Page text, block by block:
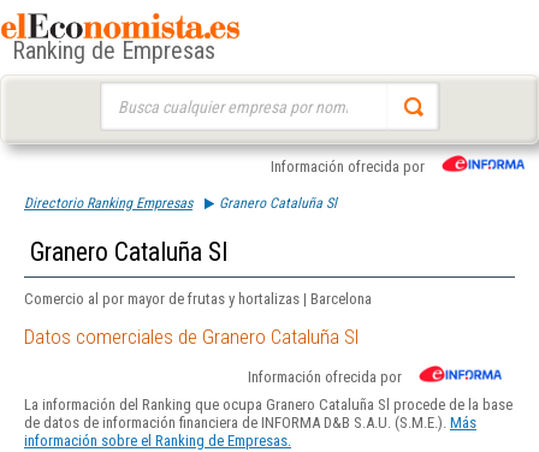
Ranking de Empresas
Información ofrecida por
Directorio Ranking Empresas Granero Cataluña Sl
Granero Cataluña Sl
Comercio al por mayor de frutas y hortalizas | Barcelona
Datos comerciales de Granero Cataluña Sl
Información ofrecida por
La información del Ranking que ocupa Granero Cataluña Sl procede de la base
de datos de información financiera de INFORMA D&B S.A.U. (S.M.E.). Más
información sobre el Ranking de Empresas.